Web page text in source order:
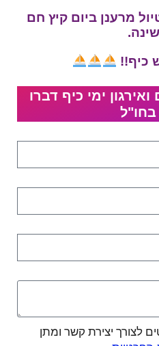
מרענן ביום קיץ חם
כיף!!
ימי כיף דברו
בחו"ל
לצורך יצירת קשר ומתן